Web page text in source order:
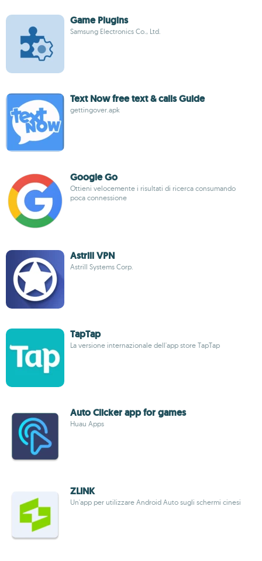
Game Plugins
Samsung Electronics Co., Ltd.
Text Now free text & calls Guide
gettingover.apk
Google Go
Ottieni velocemente i risultati di ricerca consumando
poca connessione
Astrill VPN
Astrill Systems Corp.
TapTap
La versione internazionale dell'app store TapTap
Auto Clicker app for games
Huau Apps
ZLINK
Un'app per utilizzare Android Auto sugli schermi cinesi